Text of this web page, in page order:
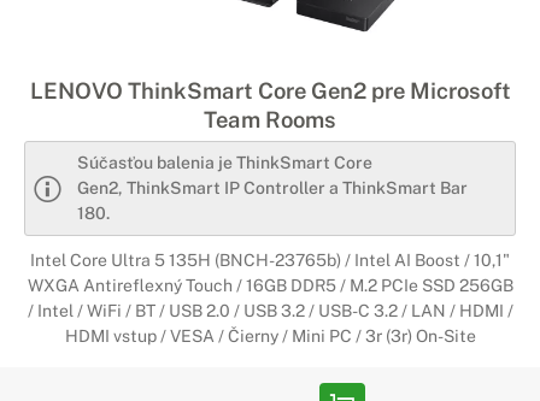
LENOVO ThinkSmart Core Gen2 pre Microsoft
Team Rooms
Súčasťou balenia je ThinkSmart Core
Gen2, ThinkSmart IP Controller a ThinkSmart Bar
180.
Intel Core Ultra 5 135H (BNCH-23765b) / Intel AI Boost / 10,1"
WXGA Antireflexný Touch / 16GB DDR5 / M.2 PCIe SSD 256GB
/ Intel / WiFi / BT / USB 2.0 / USB 3.2 / USB-C 3.2 / LAN / HDMI /
HDMI vstup / VESA / Čierny / Mini PC / 3r (3r) On-Site